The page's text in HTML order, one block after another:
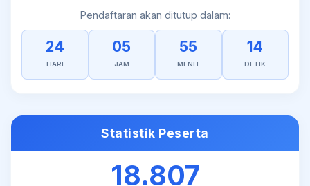
Pendaftaran akan ditutup dalam:
24
HARI
05
JAM
55
MENIT
13
DETIK
Statistik Peserta
18.807